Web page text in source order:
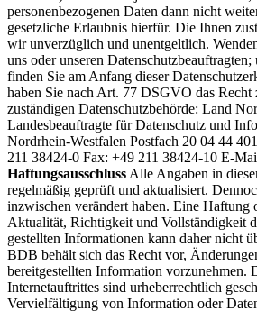
personenbezogenen Daten dann nicht
gesetzliche Erlaubnis hierfür. Die Ihnen
wir unverzüglich und unentgeltlich.
uns oder unseren
finden Sie am Anfang dieser
haben Sie nach Art. 77 DSGVO das Recht
zuständigen Datenschutzbehörde: Land
Landesbeauftragte für Datenschutz und
Nordrhein-Westfalen Postfach 20 04 44
211 38424-0 Fax: +49 211 38424-10 E-
Haftungsausschluss Alle Angaben in
regelmäßig geprüft und aktualisiert.
inzwischen verändert haben. Eine Haftung
Aktualität, Richtigkeit und Vollständigkeit
gestellten Informationen kann daher nicht
BDB behält sich das Recht vor,
bereitgestellten Information vorzunehmen.
Internetauftrittes sind urheberrechtlich
Vervielfältigung von Information oder